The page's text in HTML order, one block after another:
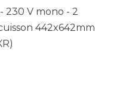
230 V mono - 2
442x642mm